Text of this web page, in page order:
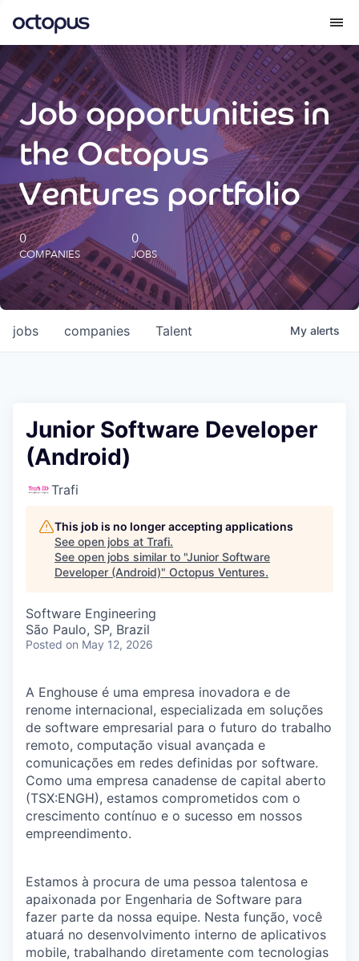
What we do
How we do it
Our impact
Future Generations Reports
Octopus Giving
Careers
Job opportunities in
the Octopus
Ventures portfolio
0
COMPANIES
0
JOBS
jobs companies Talent My alerts
Junior Software Developer
(Android)
Trafi
This job is no longer accepting applications
See open jobs at Trafi.
See open jobs similar to "Junior Software
Developer (Android)" Octopus Ventures.
Software Engineering
São Paulo, SP, Brazil
Posted on May 12, 2026
A Enghouse é uma empresa inovadora e de
renome internacional, especializada em soluções
de software empresarial para o futuro do trabalho
remoto, computação visual avançada e
comunicações em redes definidas por software.
Como uma empresa canadense de capital aberto
(TSX:ENGH), estamos comprometidos com o
crescimento contínuo e o sucesso em nossos
empreendimento.
Estamos à procura de uma pessoa talentosa e
apaixonada por Engenharia de Software para
fazer parte da nossa equipe. Nesta função, você
atuará no desenvolvimento interno de aplicativos
mobile, trabalhando diretamente com tecnologias